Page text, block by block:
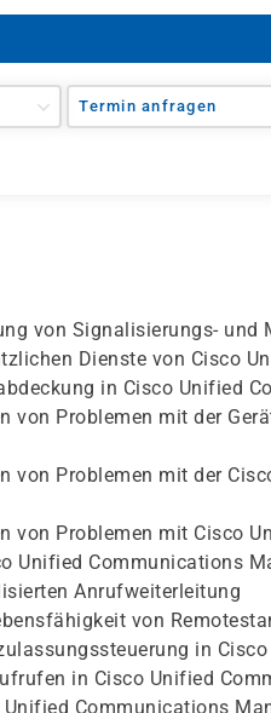
Termin anfragen
von Signalisierungs- und
Dienste von Cisco
in Cisco Unified
von Problemen mit der
von Problemen mit der
von Problemen mit Cisco
Unified Communications
Anrufweiterleitung
von
in
in Cisco Unified
Communications